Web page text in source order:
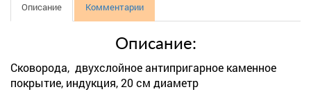
Описание Комментарии
Описание:
Сковорода, двухслойное антипригарное каменное
покрытие, индукция, 20 см диаметр